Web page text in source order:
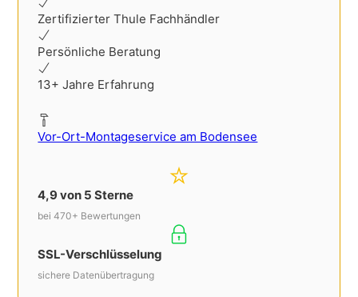
Zertifizierter Thule Fachhändler
Persönliche Beratung
13+ Jahre Erfahrung
Vor-Ort-Montageservice am Bodensee
4,9 von 5 Sterne
bei 470+ Bewertungen
SSL-Verschlüsselung
sichere Datenübertragung